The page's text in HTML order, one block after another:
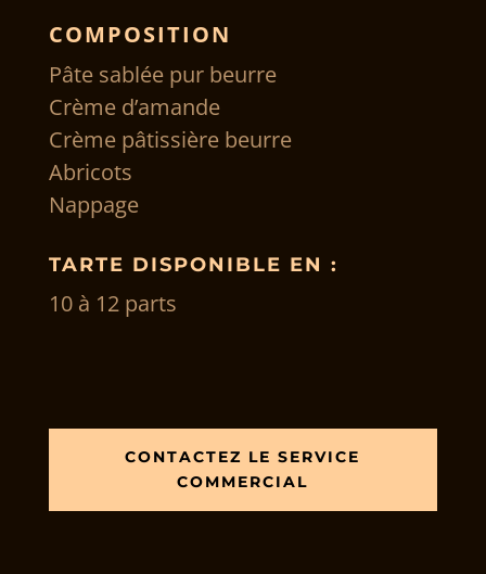
COMPOSITION
Pâte sablée pur beurre
Crème d’amande
Crème pâtissière beurre
Abricots
Nappage
TARTE DISPONIBLE EN :
10 à 12 parts
CONTACTEZ LE SERVICE
COMMERCIAL